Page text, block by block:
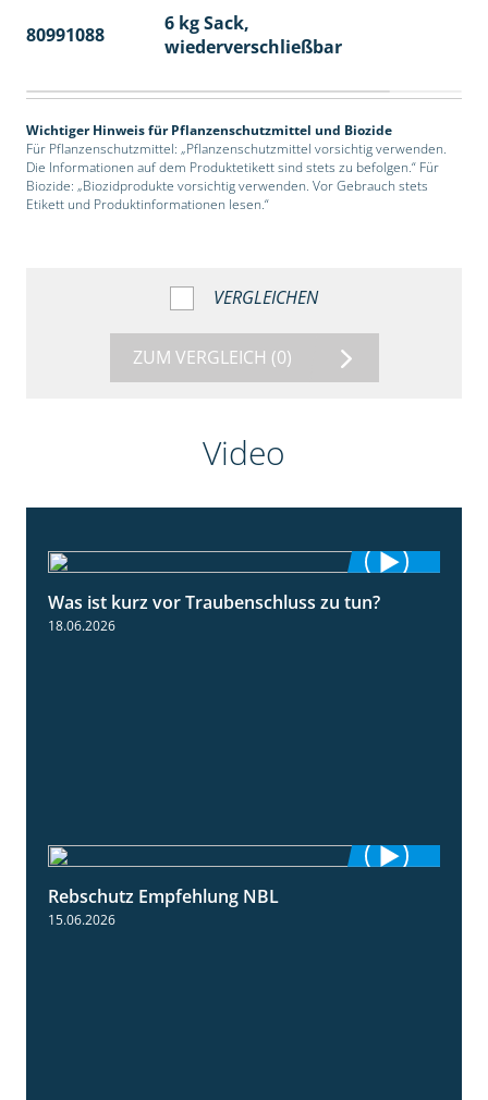
80991088
6 kg Sack,
wiederverschließbar
Wichtiger Hinweis für Pflanzenschutzmittel und Biozide
Für Pflanzenschutzmittel: „Pflanzenschutzmittel vorsichtig verwenden.
Die Informationen auf dem Produktetikett sind stets zu befolgen.“ Für
Biozide: „Biozidprodukte vorsichtig verwenden. Vor Gebrauch stets
Etikett und Produktinformationen lesen.“
VERGLEICHEN
ZUM VERGLEICH (0)
Video
5:04
Was ist kurz vor Traubenschluss zu tun?
18.06.2026
Rebschutz Empfehlung NBL
15.06.2026